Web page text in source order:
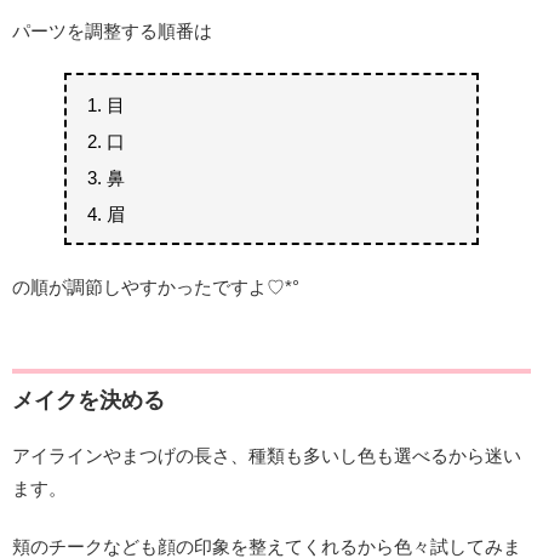
パーツを調整する順番は
目
口
鼻
眉
の順が調節しやすかったですよ♡*°
メイクを決める
アイラインやまつげの長さ、種類も多いし色も選べるから迷い
ます。
頬のチークなども顔の印象を整えてくれるから色々試してみま